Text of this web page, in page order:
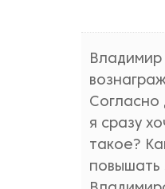
Владимир
Согласно
я сразу
такое?
повышать